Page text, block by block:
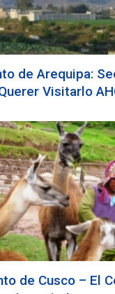
de Arequipa:
Visitarlo
de Cusco – El